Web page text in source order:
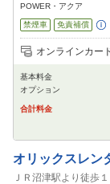
POWER・アクア
禁煙車 免責補償
追加可能オプション
（
ETC
オンラインカー
基本料金
オプション
合計料金
オリックスレン
ＪＲ沼津駅より徒歩